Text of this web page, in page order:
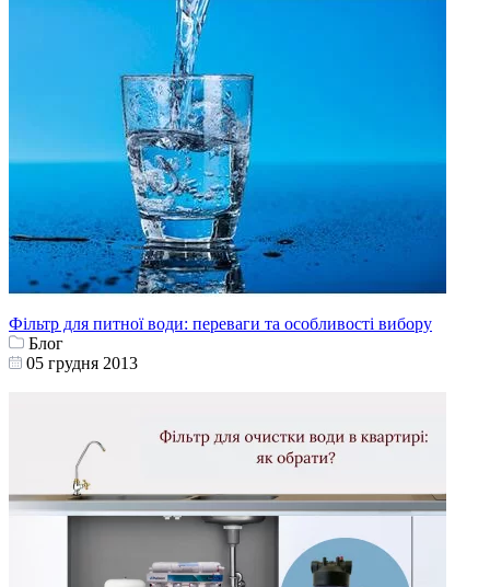
Фільтр для питної води: переваги та особливості вибору
Блог
05 грудня 2013